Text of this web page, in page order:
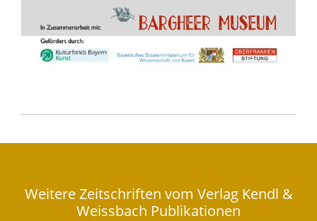
Weitere Zeitschriften vom Verlag Kendl &
Weissbach Publikationen